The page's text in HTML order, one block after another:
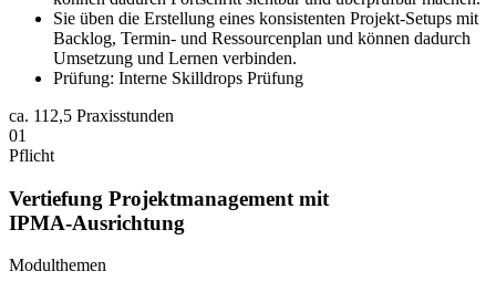
Sie üben die Erstellung eines konsistenten Projekt‑Setups mit
Backlog, Termin‑ und Ressourcenplan und können dadurch
Umsetzung und Lernen verbinden.
Prüfung: Interne Skilldrops Prüfung
ca. 112,5 Praxisstunden
01
Pflicht
Vertiefung Projektmanagement mit
IPMA‑Ausrichtung
Modulthemen